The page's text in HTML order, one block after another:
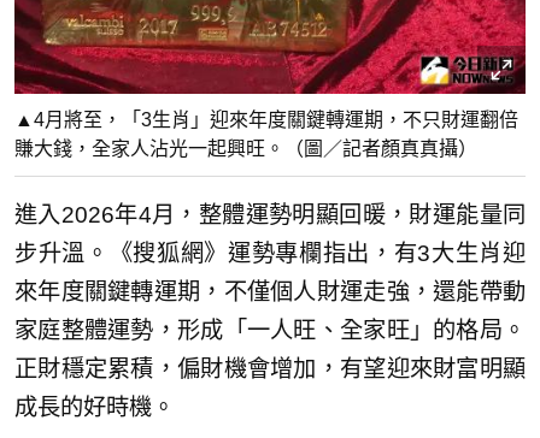
▲4月將至，「3生肖」迎來年度關鍵轉運期，不只財運翻倍
賺大錢，全家人沾光一起興旺。（圖／記者顏真真攝）
進入2026年4月，整體運勢明顯回暖，財運能量同
步升溫。《搜狐網》運勢專欄指出，有3大生肖迎
來年度關鍵轉運期，不僅個人財運走強，還能帶動
家庭整體運勢，形成「一人旺、全家旺」的格局。
正財穩定累積，偏財機會增加，有望迎來財富明顯
成長的好時機。